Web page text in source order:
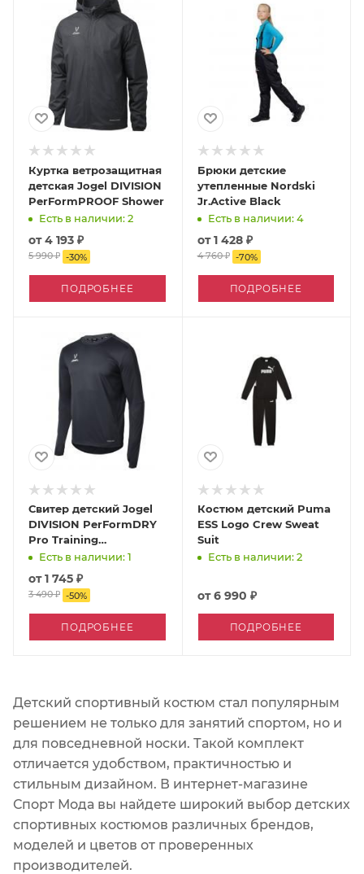
Куртка ветрозащитная
детская Jogel DIVISION
PerFormPROOF Shower
Есть в наличии: 2
от4 193 ₽
5 990 ₽ -30%
ПОДРОБНЕЕ
Брюки детские
утепленные Nordski
Jr.Active Black
Есть в наличии: 4
от1 428 ₽
4 760 ₽ -70%
ПОДРОБНЕЕ
Свитер детский Jogel
DIVISION PerFormDRY
Pro Training
тренировочный
Есть в наличии: 1
от1 745 ₽
3 490 ₽ -50%
ПОДРОБНЕЕ
Костюм детский Puma
ESS Logo Crew Sweat
Suit
Есть в наличии: 2
от6 990 ₽
ПОДРОБНЕЕ
Детский спортивный костюм стал популярным
решением не только для занятий спортом, но и
для повседневной носки. Такой комплект
отличается удобством, практичностью и
стильным дизайном. В интернет-магазине
Спорт Мода вы найдете широкий выбор детских
спортивных костюмов различных брендов,
моделей и цветов от проверенных
производителей.